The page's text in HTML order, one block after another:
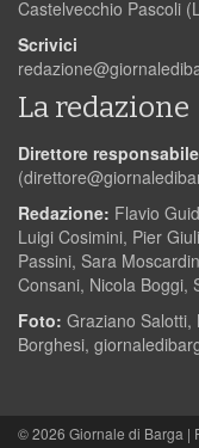
Castelvecchio Pascoli
Scrivici
La redazione
Direttore
(
Redazione: Flavio
Luigi Cosimini, Pier
Passini, Sara
Consani, Nicola Boggi,
Foto: Graziano Salotti,
Borghesi,
© 2026 Giornale di Barga |